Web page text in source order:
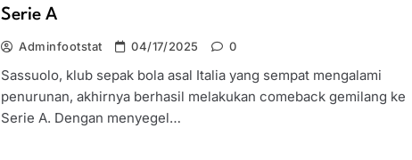
Serie A
Adminfootstat 04/17/2025 0
Sassuolo, klub sepak bola asal Italia yang sempat mengalami
penurunan, akhirnya berhasil melakukan comeback gemilang ke
Serie A. Dengan menyegel…